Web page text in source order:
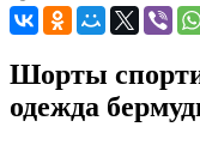
Шорты
одежда